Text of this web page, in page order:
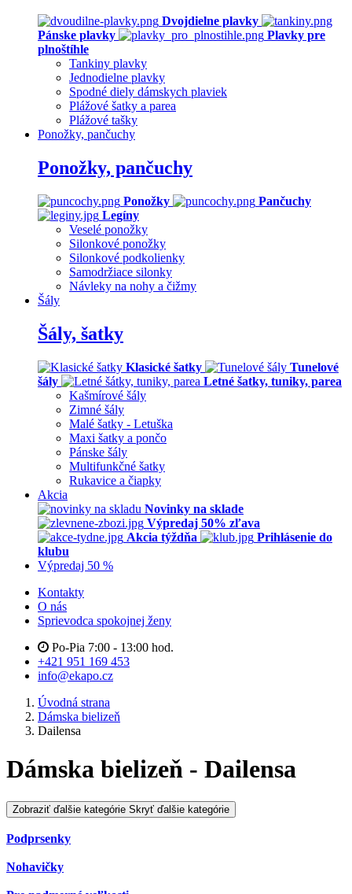
Dvojdielne plavky
Pánske plavky
Plavky pre
plnoštíhle
Tankiny plavky
Jednodielne plavky
Spodné diely dámskych plaviek
Plážové šatky a parea
Plážové tašky
Ponožky, pančuchy
Ponožky, pančuchy
Ponožky
Pančuchy
Legíny
Veselé ponožky
Silonkové ponožky
Silonkové podkolienky
Samodržiace silonky
Návleky na nohy a čižmy
Šály
Šály, šatky
Klasické šatky
Tunelové
šály
Letné šatky, tuniky, parea
Kašmírové šály
Zimné šály
Malé šatky - Letuška
Maxi šatky a pončo
Pánske šály
Multifunkčné šatky
Rukavice a čiapky
Akcia
Novinky na sklade
Výpredaj 50% zľava
Akcia týždňa
Prihlásenie do
klubu
Výpredaj 50 %
Kontakty
O nás
Sprievodca spokojnej ženy
Po-Pia 7:00 - 13:00 hod.
+421 951 169 453
info@ekapo.cz
Úvodná strana
Dámska bielizeň
Dailensa
Dámska bielizeň - Dailensa
Zobraziť ďalšie kategórie Skryť ďalšie kategórie
Podprsenky
Nohavičky